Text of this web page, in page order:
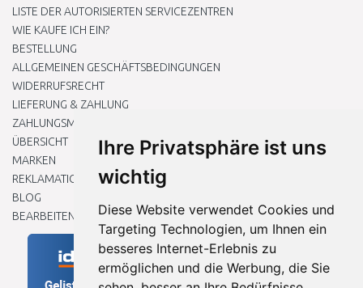
Ihre Privatsphäre ist uns
wichtig
Diese Website verwendet Cookies und
Targeting Technologien, um Ihnen ein
besseres Internet-Erlebnis zu
ermöglichen und die Werbung, die Sie
LISTE DER AUTORISIERTEN SERVICEZENTREN
WIE KAUFE ICH EIN?
BESTELLUNG
ALLGEMEINEN GESCHÄFTSBEDINGUNGEN
WIDERRUFSRECHT
LIEFERUNG & ZAHLUNG
ZAHLUNGSMETHODEN
ÜBERSICHT
MARKEN
REKLAMATIONEN UND RETOUREN
BLOG
BEARBEITEN SIE MEINE COOKIE-EINSTELLUNGEN